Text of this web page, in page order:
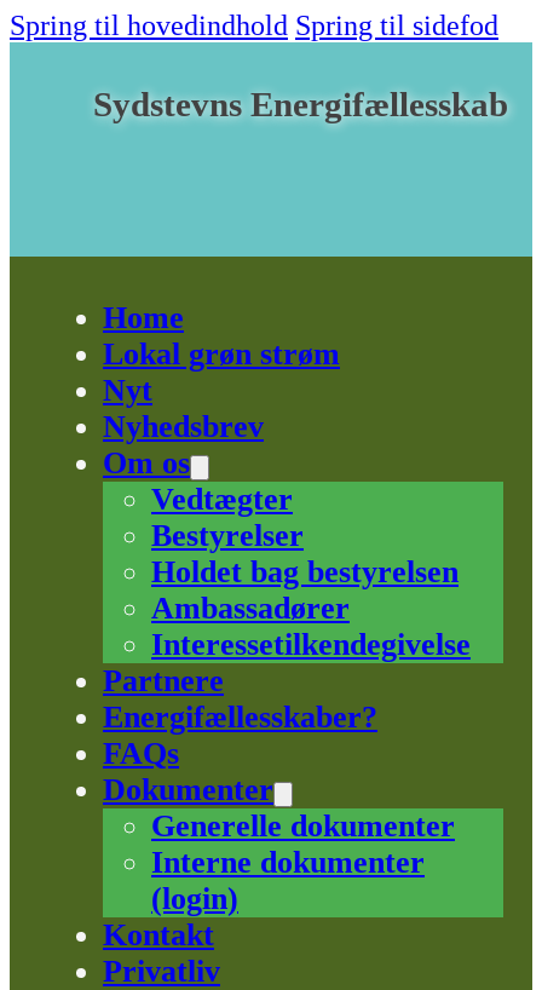
Spring til hovedindhold Spring til sidefod
Sydstevns Energifællesskab
Home
Lokal grøn strøm
Nyt
Nyhedsbrev
Om os
Vedtægter
Bestyrelser
Holdet bag bestyrelsen
Ambassadører
Interessetilkendegivelse
Partnere
Energifællesskaber?
FAQs
Dokumenter
Generelle dokumenter
Interne dokumenter
(login)
Kontakt
Privatliv